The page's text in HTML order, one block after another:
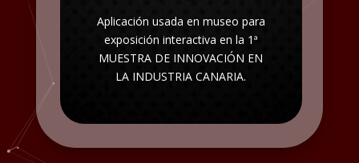
Aplicación usada en museo para
exposición interactiva en la 1ª
MUESTRA DE INNOVACIÓN EN
LA INDUSTRIA CANARIA.